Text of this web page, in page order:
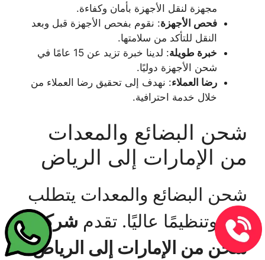
مجهزة لنقل الأجهزة بأمان وكفاءة.
فحص الأجهزة: نقوم بفحص الأجهزة قبل وبعد
النقل للتأكد من سلامتها.
خبرة طويلة
: لدينا خبرة تزيد عن 15 عامًا في
شحن الأجهزة دوليًا.
رضا العملاء: نهدف إلى تحقيق رضا العملاء من
خلال خدمة احترافية.
شحن البضائع والمعدات
من الإمارات إلى الرياض
شحن البضائع والمعدات يتطلب
دقة وتنظيمًا عاليًا. تقدم شركة
شحن من الإمارات إلى الرياض،